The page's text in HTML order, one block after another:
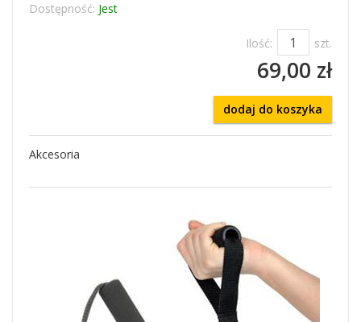
Dostępność: Jest
Ilość: szt.
69,00 zł
dodaj do koszyka
Akcesoria